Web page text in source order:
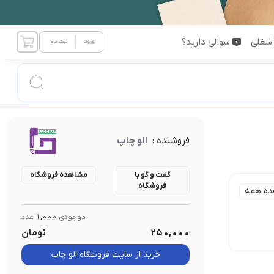
سوالی دارید؟
همه
6cm تا 10cm
فروشنده : الو چاپ
گفت و گو با
فروشگاه
مشاهده فروشگاه
موجودی 1,000 عدد
250,000 تومان
خرید از سایت فروشگاه الو چاپ